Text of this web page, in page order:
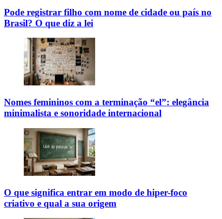
Pode registrar filho com nome de cidade ou país no
Brasil? O que diz a lei
Nomes femininos com a terminação “el”: elegância
minimalista e sonoridade internacional
O que significa entrar em modo de hiper-foco
criativo e qual a sua origem